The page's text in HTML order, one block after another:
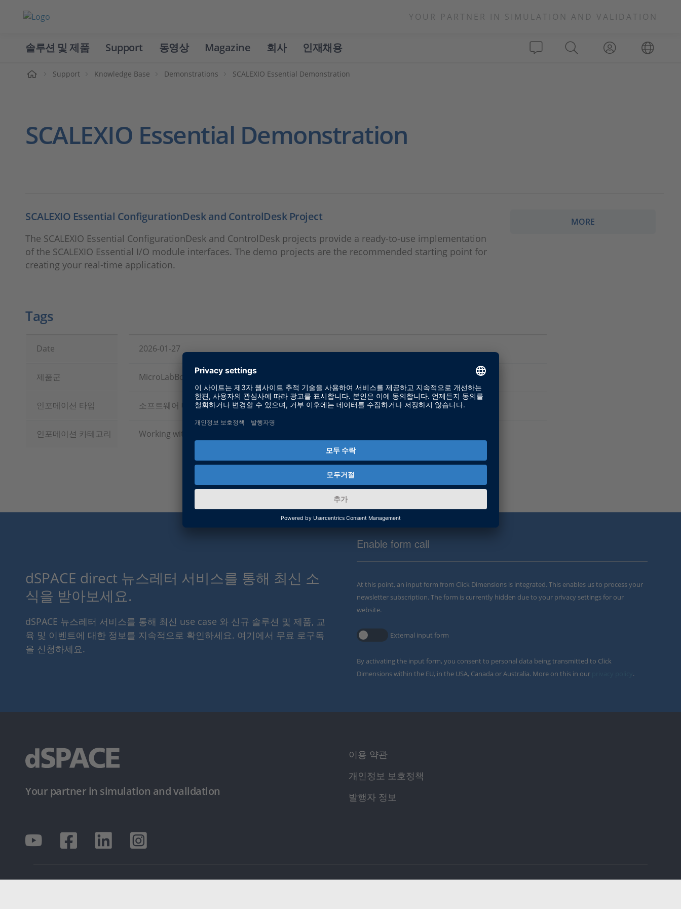
YOUR PARTNER IN SIMULATION AND VALIDATION
솔루션 및 제품 Support 동영상 Magazine 회사 인재채용
Support Knowledge Base Demonstrations SCALEXIO Essential Demonstration
SCALEXIO Essential Demonstration
SCALEXIO Essential ConfigurationDesk and ControlDesk Project
The SCALEXIO Essential ConfigurationDesk and ControlDesk projects provide a ready-to-use implementation
of the SCALEXIO Essential I/O module interfaces. The demo projects are the recommended starting point for
creating your real-time application.
MORE
Tags
Date 2026-01-27
제품군 MicroLabBox II, SCALEXIO
인포메이션 타입 소프트웨어 데모
인포메이션 카테고리 Working with
dSPACE direct 뉴스레터 서비스를 통해 최신 소
식을 받아보세요.
dSPACE 뉴스레터 서비스를 통해 최신 use case 와 신규 솔루션 및 제품, 교
육 및 이벤트에 대한 정보를 지속적으로 확인하세요. 여기에서 무료 로구독
을 신청하세요.
Enable form call
At this point, an input form from Click Dimensions is integrated. This enables us to process your
newsletter subscription. The form is currently hidden due to your privacy settings for our
website.
External input form
By activating the input form, you consent to personal data being transmitted to Click
Dimensions within the EU, in the USA, Canada or Australia. More on this in our
.
Your partner in simulation and validation
이용 약관
개인정보 보호정책
발행자 정보